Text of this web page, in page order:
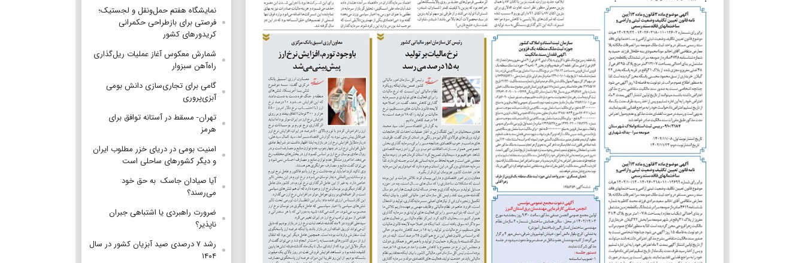
نمایشگاه هفتم حمل‌ونقل و لجستیک؛
فرصتی برای بازطراحی حکمرانی
کریدورهای کشور
شمارش معکوس آغاز عملیات ریل‌گذاری
راه‌آهن سبزوار
گامی برای تجاری‌سازی دانش بومی
آبزی‌پروری
تهران- مسقط در آستانه توافق برای
هرمز
امنیت بومی در دریای خزر مطلوب ایران
و دیگر کشورهای ساحلی است
آیا صیادان جاسک به حق خود
می‌رسند؟
ضرورت راهبردی یا اشتباهی جبران
ناپذیر؟
رشد ۷ درصدی صید آبزیان کشور در سال
۱۴۰۴